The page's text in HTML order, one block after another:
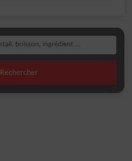
Rechercher